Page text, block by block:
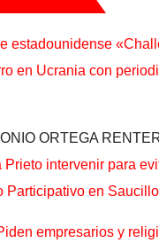
estadounidense
en Ucrania con
ORTEGA
Prieto intervenir para
Participativo en Saucillo
empresarios y